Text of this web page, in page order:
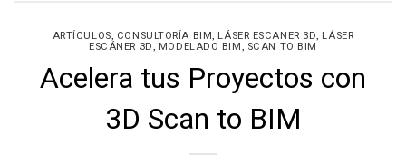
ARTÍCULOS CONSULTORÍA BIM LÁSER ESCANER 3D LÁSER
ESCÁNER 3D
MODELADO BIM SCAN TO BIM
Acelera tus Proyectos con
3D Scan to BIM